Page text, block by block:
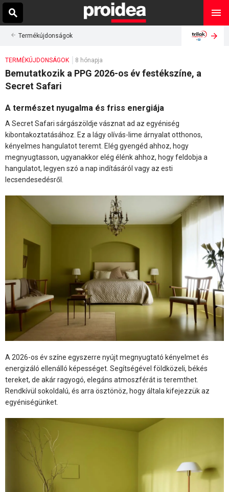
Termékújdonságok
TERMÉKÚJDONSÁGOK 8 hónapja
Bemutatkozik a PPG 2026-os év festékszíne, a
Secret Safari
A természet nyugalma és friss energiája
A Secret Safari sárgászöldje vásznat ad az egyéniség
kibontakoztatásához. Ez a lágy olívás-lime árnyalat otthonos,
kényelmes hangulatot teremt. Elég gyengéd ahhoz, hogy
megnyugtasson, ugyanakkor elég élénk ahhoz, hogy feldobja a
hangulatot, legyen szó a nap indításáról vagy az esti
lecsendesedésről.
A 2026-os év színe egyszerre nyújt megnyugtató kényelmet és
energizáló ellenálló képességet. Segítségével földközeli, békés
tereket, de akár ragyogó, elegáns atmoszférát is teremthet.
Rendkívül sokoldalú, és arra ösztönöz, hogy általa kifejezzük az
egyéniségünket.